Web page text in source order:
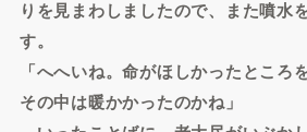
りを見まわしましたので、また噴水
す。
「へへいね。命がほしかったところ
その中は暖かかったのかね」